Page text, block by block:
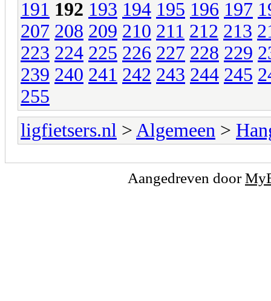
191 192 193 194 195 196 197
207 208 209 210 211 212 213
223 224 225 226 227 228 229
239 240 241 242 243 244 245
255
ligfietsers.nl > Algemeen >
Aangedreven door